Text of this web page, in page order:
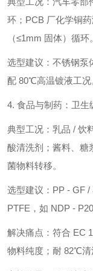
环；PCB 厂化学铜
（≤1mm 固体）循环。
选型建议：不锈钢泵
配 80℃高温镀液工况
4. 食品与制药：卫生
典型工况：乳品 / 饮
酸清洗剂；酱料、糖
菌物料转移。
选型建议：PP - GF
PTFE，如 NDP -
解决痛点：符合 EC
物料纯度；耐 82℃清